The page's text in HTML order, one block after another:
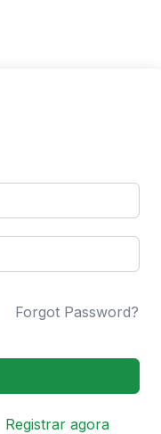
Forgot Password?
Registrar agora